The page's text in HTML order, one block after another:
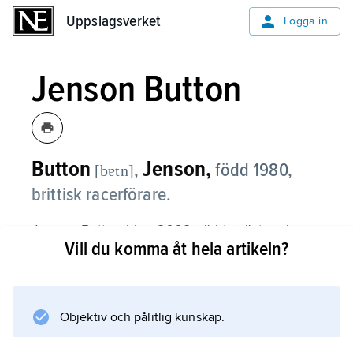
Uppslagsverket Logga in
Jenson Button
Button [bɐtn],Jenson, född 1980,
brittisk racerförare.
Jenson Button blev 2009 världsmästare i
Formel 1 efter att ha vunnit sex GP-lopp. Han
Formel 1 för Williams 2000 och har därefter
Vill du komma åt hela artikeln?
Objektiv och pålitlig kunskap.